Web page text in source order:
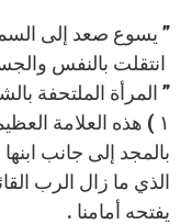
” يسوع صعد إلى
انتقلت بالنفس
١ ) هذه العلامة
بالمجد إلى جانب
الذي ما زال الرب
يفتحه أمامنا .